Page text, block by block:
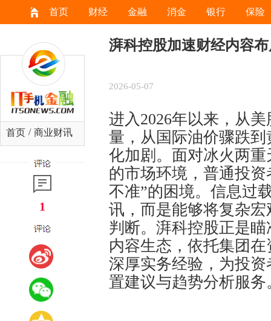
首页 财经 金融 消金 银行 保险
首页 / 商业财讯
1
湃科控股加速财经内容
2026-05-07
进入2026年以来，从
量，从国际油价骤跌
化加剧。面对冰火两
的市场环境，普通投
不准”的困境。信息过
讯，而是能够将复杂
判断。湃科控股正是
内容生态，依托集团
深厚实务经验，为投
置建议与趋势分析服务